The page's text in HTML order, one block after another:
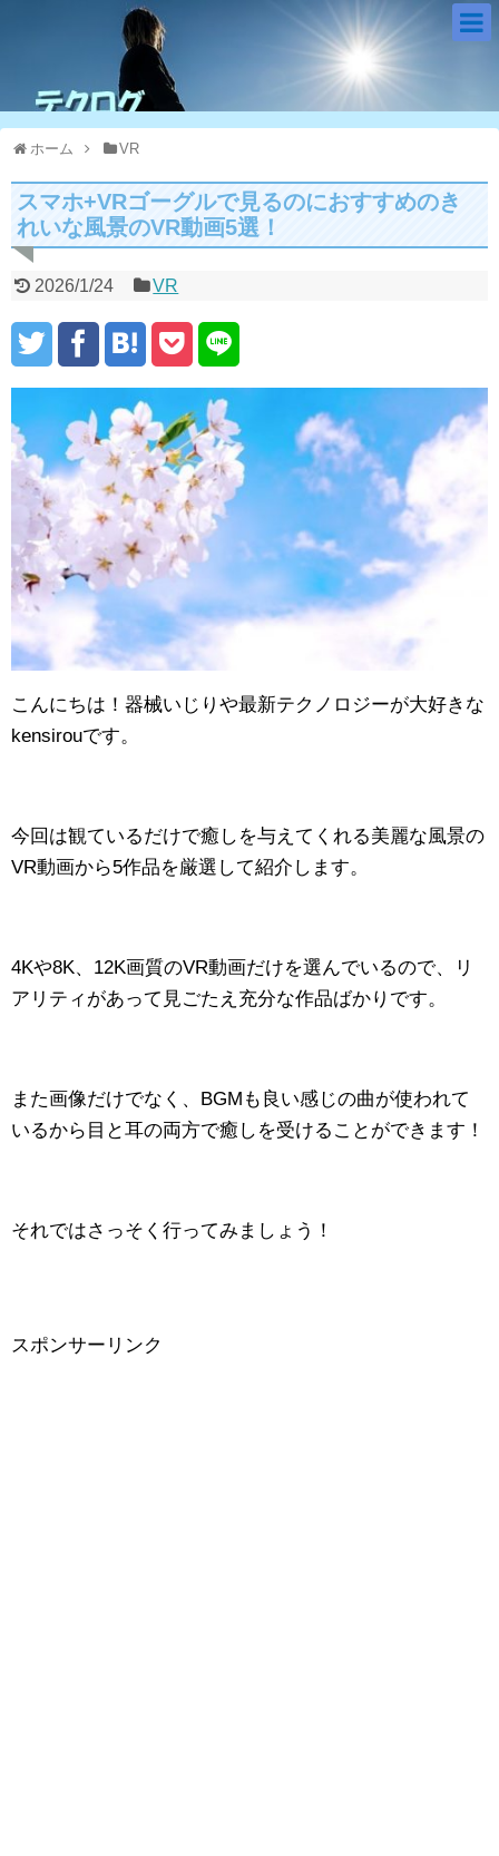
ホーム VR
スマホ+VRゴーグルで見るのにおすすめのき
れいな風景のVR動画5選！
2026/1/24 VR
こんにちは！器械いじりや最新テクノロジーが大好きな
kensirouです。
今回は観ているだけで癒しを与えてくれる美麗な風景の
VR動画から5作品を厳選して紹介します。
4Kや8K、12K画質のVR動画だけを選んでいるので、リ
アリティがあって見ごたえ充分な作品ばかりです。
また画像だけでなく、BGMも良い感じの曲が使われて
いるから目と耳の両方で癒しを受けることができます！
それではさっそく行ってみましょう！
スポンサーリンク